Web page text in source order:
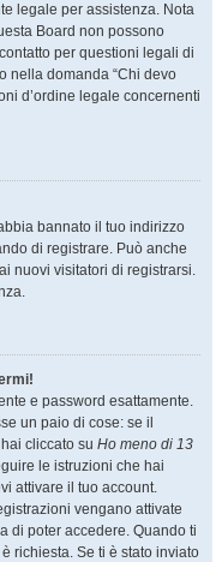
legale per assistenza. Nota
Board non possono
per questioni legali di
nella domanda “Chi devo
d’ordine legale concernenti
bannato il tuo indirizzo
di registrare. Può anche
nuovi visitatori di registrarsi.
e password esattamente.
un paio di cose: se il
cliccato su Ho meno di 13
le istruzioni che hai
attivare il tuo account.
vengano attivate
di poter accedere. Quando ti
richiesta. Se ti è stato inviato